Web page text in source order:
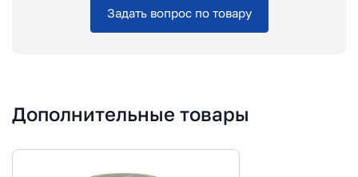
Задать вопрос по товару
Дополнительные товары